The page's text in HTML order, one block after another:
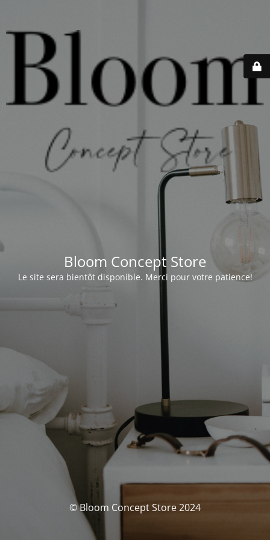
Bloom Concept Store
Le site sera bientôt disponible. Merci pour votre patience!
© Bloom Concept Store 2024